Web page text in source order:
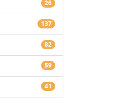
26
137
82
59
41